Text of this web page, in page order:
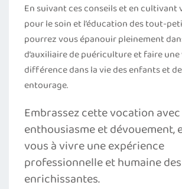
En suivant ces conseils et en cultivant
pour le soin et l’éducation des tout-
pourrez vous épanouir pleinement
d’auxiliaire de puériculture et faire
différence dans la vie des enfants et
entourage.
Embrassez cette vocation avec
enthousiasme et dévouement,
vous à vivre une expérience
professionnelle et humaine
enrichissantes.